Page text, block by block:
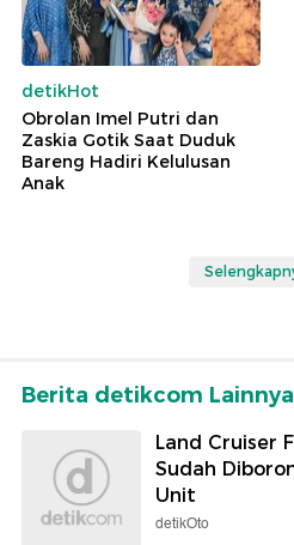
detikHot
Obrolan Imel Putri dan
Zaskia Gotik Saat Duduk
Bareng Hadiri Kelulusan
Anak
Berita detikcom Lainnya
Land Cruiser
Sudah
Unit
detikOto